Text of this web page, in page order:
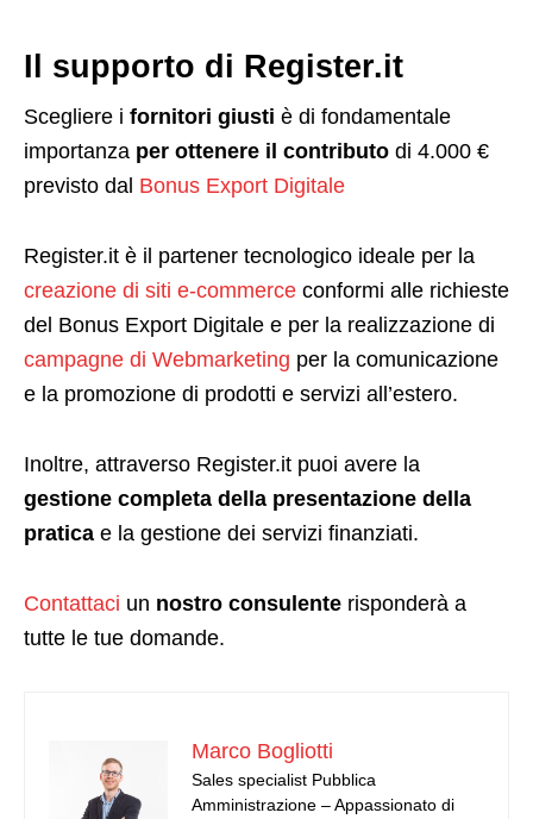
Il supporto di Register.it
Scegliere i fornitori giusti è di fondamentale
importanza per ottenere il contributo di 4.000 €
previsto dal Bonus Export Digitale
Register.it è il partener tecnologico ideale per la
creazione di siti e-commerce conformi alle richieste
del Bonus Export Digitale e per la realizzazione di
campagne di Webmarketing per la comunicazione
e la promozione di prodotti e servizi all’estero.
Inoltre, attraverso Register.it puoi avere la
gestione completa della presentazione della
pratica e la gestione dei servizi finanziati.
Contattaci un nostro consulente risponderà a
tutte le tue domande.
Marco Bogliotti
Sales specialist Pubblica
Amministrazione – Appassionato di